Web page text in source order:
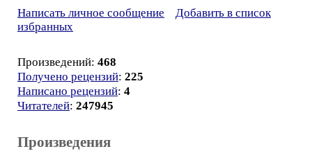
Написать личное сообщение
Добавить в список
избранных
Произведений: 468
Получено рецензий: 225
Написано рецензий: 4
Читателей: 247945
Произведения